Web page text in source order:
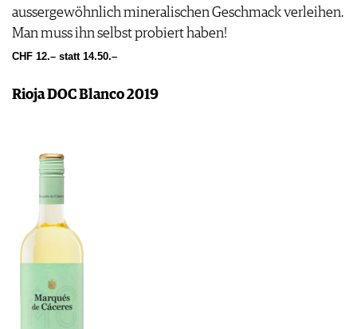
aussergewöhnlich mineralischen Geschmack verleihen.
Man muss ihn selbst probiert haben!
CHF 12.– statt 14.50.–
Rioja DOC Blanco 2019